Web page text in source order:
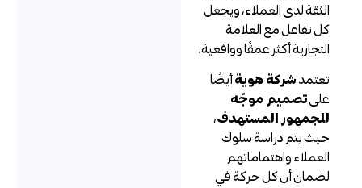
الثقة لدى العملاء، ويجعل
كل تفاعل مع العلامة
التجارية أكثر عمقًا وواقعية.
شركة هويةأيضًا
تصميم موجّه
للجمهور المستهدف،
حيث يتم دراسة سلوك
العملاء واهتماماتهم
لضمان أن كل حركة في